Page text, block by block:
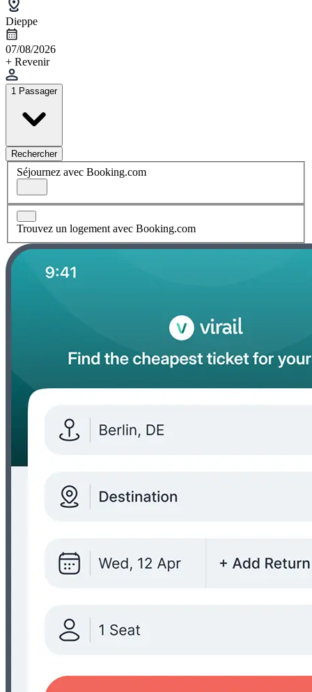
Dieppe
07/08/2026
+ Revenir
1 Passager
Rechercher
Séjournez avec Booking.com
Trouvez un logement avec Booking.com